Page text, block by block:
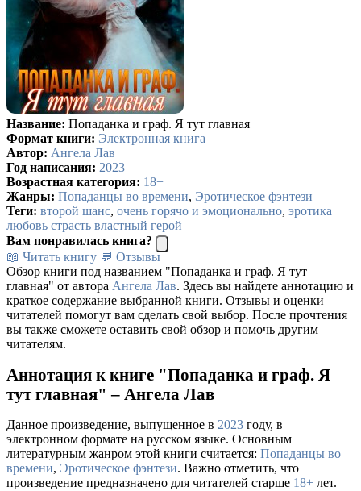
Название: Попаданка и граф. Я тут главная
Формат книги: Электронная книга
Автор: Ангела Лав
Год написания: 2023
Возрастная категория: 18+
Жанры: Попаданцы во времени, Эротическое фэнтези
Теги: второй шанс, очень горячо и эмоционально, эротика
любовь страсть властный герой
Вам понравилась книга?
📖 Читать книгу 💬 Отзывы
Обзор книги под названием "Попаданка и граф. Я тут
главная" от автора Ангела Лав. Здесь вы найдете аннотацию и
краткое содержание выбранной книги. Отзывы и оценки
читателей помогут вам сделать свой выбор. После прочтения
вы также сможете оставить свой обзор и помочь другим
читателям.
Аннотация к книге "Попаданка и граф. Я
тут главная" – Ангела Лав
Данное произведение, выпущенное в 2023 году, в
электронном формате на русском языке. Основным
литературным жанром этой книги считается: Попаданцы во
времени, Эротическое фэнтези. Важно отметить, что
произведение предназначено для читателей старше 18+ лет.